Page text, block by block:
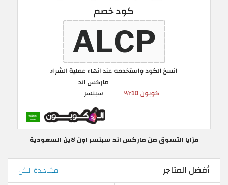
مزايا التسوق من ماركس اند سبنسر اون لاين السعودية
أفضل المتاجر مشاهدة الكل